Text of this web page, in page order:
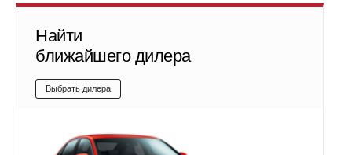
Найти
ближайшего дилера
Выбрать дилера